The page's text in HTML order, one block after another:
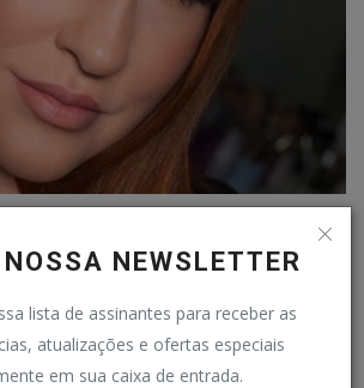
NEWSLETTER
lista de assinantes para receber as
atualizações e ofertas especiais
em sua caixa de entrada.
Ago 16, 2025 0 134